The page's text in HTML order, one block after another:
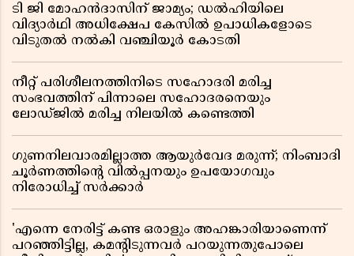
ടി ജി മോഹൻദാസിന് ജാമ്യം; ഡൽഹിയിലെ
വിദ്യാർഥി അധിക്ഷേപ കേസിൽ ഉപാധികളോടെ
വിടുതൽ നൽകി വഞ്ചിയൂർ കോടതി
നീറ്റ് പരിശീലനത്തിനിടെ സഹോദരി മരിച്ച
സംഭവത്തിന് പിന്നാലെ സഹോദരനെയും
ലോഡ്ജിൽ മരിച്ച നിലയിൽ കണ്ടെത്തി
ഗുണനിലവാരമില്ലാത്ത ആയുർവേദ മരുന്ന്; നിംബാദി
ചൂർണത്തിൻ്റെ വിൽപ്പനയും ഉപയോഗവും
നിരോധിച്ച് സർക്കാർ
'എന്നെ നേരിട്ട് കണ്ട ഒരാളും അഹങ്കാരിയാണെന്ന്
പറഞ്ഞിട്ടില്ല, കമൻ്റിടുന്നവർ പറയുന്നതുപോലെ